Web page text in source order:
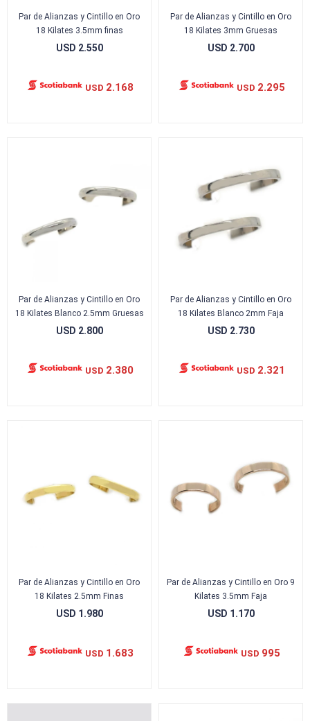
Par de Alianzas y Cintillo en Oro
18 Kilates 3.5mm finas
USD 2.550
USD 2.168
Par de Alianzas y Cintillo en Oro
18 Kilates 3mm Gruesas
USD 2.700
USD 2.295
Par de Alianzas y Cintillo en Oro
18 Kilates Blanco 2.5mm Gruesas
USD 2.800
USD 2.380
Par de Alianzas y Cintillo en Oro
18 Kilates Blanco 2mm Faja
USD 2.730
USD 2.321
Par de Alianzas y Cintillo en Oro
18 Kilates 2.5mm Finas
USD 1.980
USD 1.683
Par de Alianzas y Cintillo en Oro 9
Kilates 3.5mm Faja
USD 1.170
USD 995